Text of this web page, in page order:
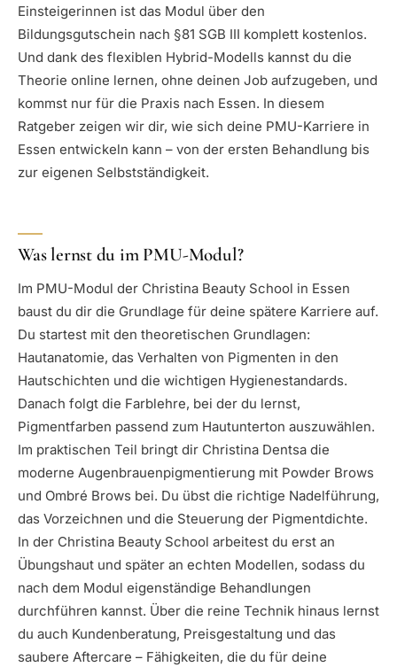
Einsteigerinnen ist das Modul über den
Bildungsgutschein nach §81 SGB III komplett kostenlos.
Und dank des flexiblen Hybrid-Modells kannst du die
Theorie online lernen, ohne deinen Job aufzugeben, und
kommst nur für die Praxis nach Essen. In diesem
Ratgeber zeigen wir dir, wie sich deine PMU-Karriere in
Essen entwickeln kann – von der ersten Behandlung bis
zur eigenen Selbstständigkeit.
Was lernst du im PMU-Modul?
Im PMU-Modul der Christina Beauty School in Essen
baust du dir die Grundlage für deine spätere Karriere auf.
Du startest mit den theoretischen Grundlagen:
Hautanatomie, das Verhalten von Pigmenten in den
Hautschichten und die wichtigen Hygienestandards.
Danach folgt die Farblehre, bei der du lernst,
Pigmentfarben passend zum Hautunterton auszuwählen.
Im praktischen Teil bringt dir Christina Dentsa die
moderne Augenbrauenpigmentierung mit Powder Brows
und Ombré Brows bei. Du übst die richtige Nadelführung,
das Vorzeichnen und die Steuerung der Pigmentdichte.
In der Christina Beauty School arbeitest du erst an
Übungshaut und später an echten Modellen, sodass du
nach dem Modul eigenständige Behandlungen
durchführen kannst. Über die reine Technik hinaus lernst
du auch Kundenberatung, Preisgestaltung und das
saubere Aftercare – Fähigkeiten, die du für deine